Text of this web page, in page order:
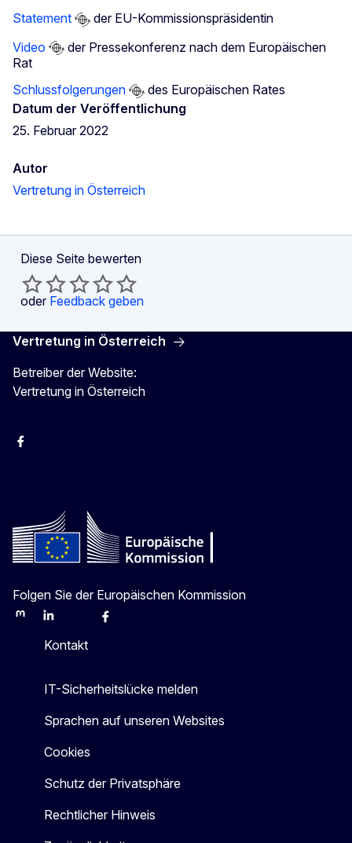
Statement
der EU-Kommissionspräsidentin
Video
der Pressekonferenz nach dem Europäischen
Rat
Schlussfolgerungen
des Europäischen Rates
Datum der Veröffentlichung
25. Februar 2022
Autor
Vertretung in Österreich
Diese Seite bewerten
oder Feedback geben
Vertretung in Österreich
Betreiber der Website:
Vertretung in Österreich
Facebook
Folgen Sie der Europäischen Kommission
MastodonLinkedInBlueskyFacebook
Kontakt
IT-Sicherheitslücke melden
Sprachen auf unseren Websites
Cookies
Schutz der Privatsphäre
Rechtlicher Hinweis